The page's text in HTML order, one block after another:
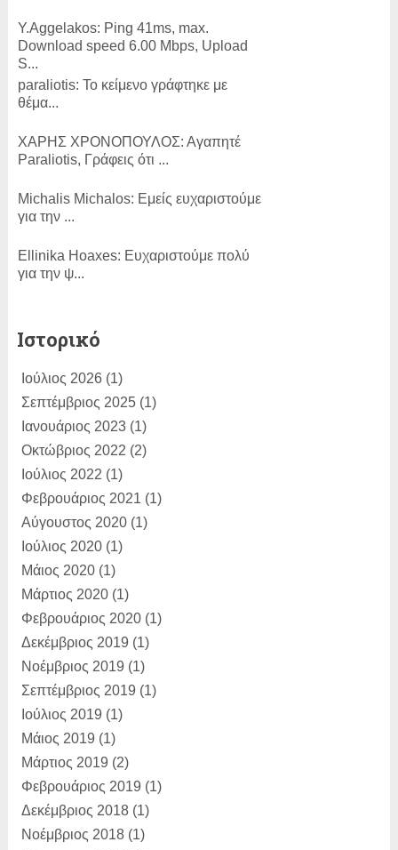
Y.Aggelakos: Ping 41ms, max.
Download speed 6.00 Mbps, Upload
S...
paraliotis: Το κείμενο γράφτηκε με
θέμα...
ΧΑΡΗΣ ΧΡΟΝΟΠΟΥΛΟΣ: Αγαπητέ
Paraliotis, Γράφεις ότι ...
Michalis Michalos: Εμείς ευχαριστούμε
για την ...
Εllinika Ηoaxes: Ευχαριστούμε πολύ
για την ψ...
ΑΚΗΣ ΧΟΥΖΟΥΡΗΣ:
για συζήτησ...
Dimitris Bertzeletos:
Παραλιώτη, σε διαβ�...
Ιστορικό
Ιούλιος 2026(1)
Σεπτέμβριος 2025(1)
Ιανουάριος 2023(1)
Οκτώβριος 2022 (2)
Ιούλιος 2022 (1)
Φεβρουάριος 2021 (1)
Αύγουστος 2020(1)
Ιούλιος 2020(1)
Μάιος 2020(1)
Μάρτιος 2020(1)
Φεβρουάριος 2020(1)
Δεκέμβριος 2019 (1)
Νοέμβριος 2019 (1)
Σεπτέμβριος 2019 (1)
Ιούλιος 2019 (1)
Μάιος 2019 (1)
Μάρτιος 2019 (2)
Φεβρουάριος 2019 (1)
Δεκέμβριος 2018(1)
Νοέμβριος 2018(1)